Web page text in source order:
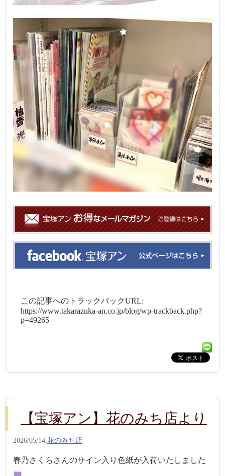
この記事へのトラックバックURL:
https://www.takarazuka-an.co.jp/blog/wp-trackback.php?
p=49265
【宝塚アン】花のみち店より
2026/05/14,花のみち店
春乃さくらさんのサイン入り色紙が入荷いたしました